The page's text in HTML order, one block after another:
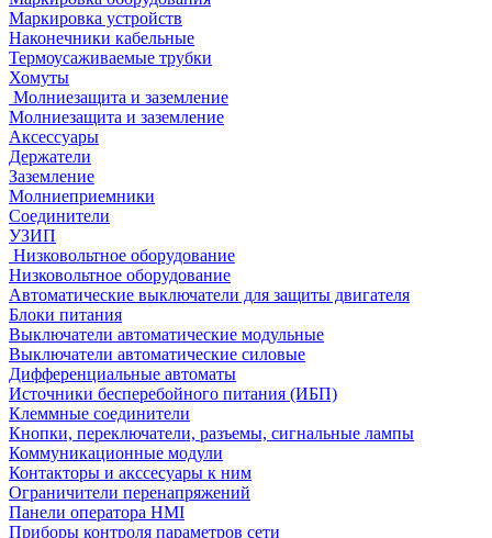
Маркировка устройств
Наконечники кабельные
Термоусаживаемые трубки
Хомуты
Молниезащита и заземление
Молниезащита и заземление
Аксессуары
Держатели
Заземление
Молниеприемники
Соединители
УЗИП
Низковольтное оборудование
Низковольтное оборудование
Автоматические выключатели для защиты двигателя
Блоки питания
Выключатели автоматические модульные
Выключатели автоматические силовые
Дифференциальные автоматы
Источники бесперебойного питания (ИБП)
Клеммные соединители
Кнопки, переключатели, разъемы, сигнальные лампы
Коммуникационные модули
Контакторы и акссесуары к ним
Ограничители перенапряжений
Панели оператора HMI
Приборы контроля параметров сети